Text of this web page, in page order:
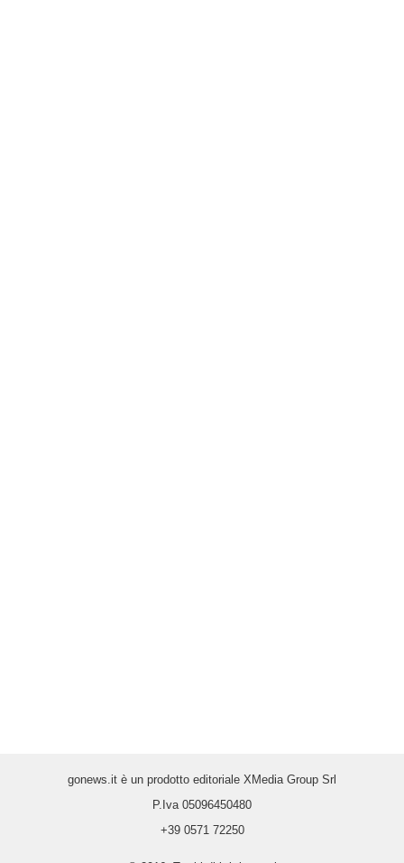
gonews.it è un prodotto editoriale XMedia Group Srl
P.Iva 05096450480
+39 0571 72250